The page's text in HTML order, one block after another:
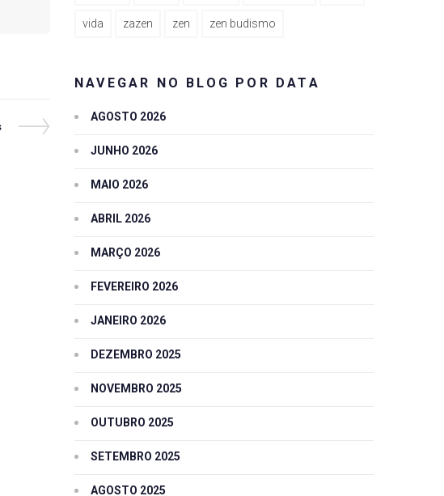
vida zazen zen zen budismo
NAVEGAR NO BLOG POR DATA
AGOSTO 2026
JUNHO 2026
MAIO 2026
ABRIL 2026
MARÇO 2026
FEVEREIRO 2026
JANEIRO 2026
DEZEMBRO 2025
NOVEMBRO 2025
OUTUBRO 2025
SETEMBRO 2025
AGOSTO 2025